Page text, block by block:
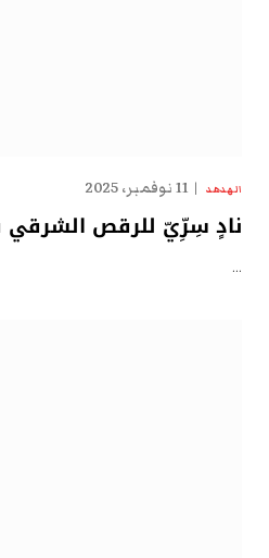
الهدهد 11 نوفمبر، 2025
نادٍ سِرِّيّ للرقص
…